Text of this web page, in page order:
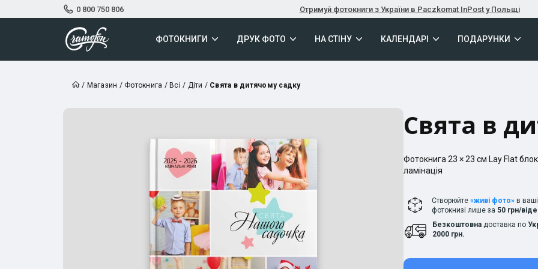
0 800 750 806 Отримуй фотокниги з України в Paczkomat InPost у Польщі
ФОТОКНИГИ ДРУК ФОТО НА СТІНУ КАЛЕНДАРІ ПОДАРУНКИ
/ Магазин / Фотокнига / Всі / Діти / Свята в дитячому садку
Свята в
Фотокнига 23 × 23 см Lay Flat
ламінація
Створюйте «живі фото» в
фотокнизі лише за 50 грн/
Безкоштовна доставка по
2000 грн.